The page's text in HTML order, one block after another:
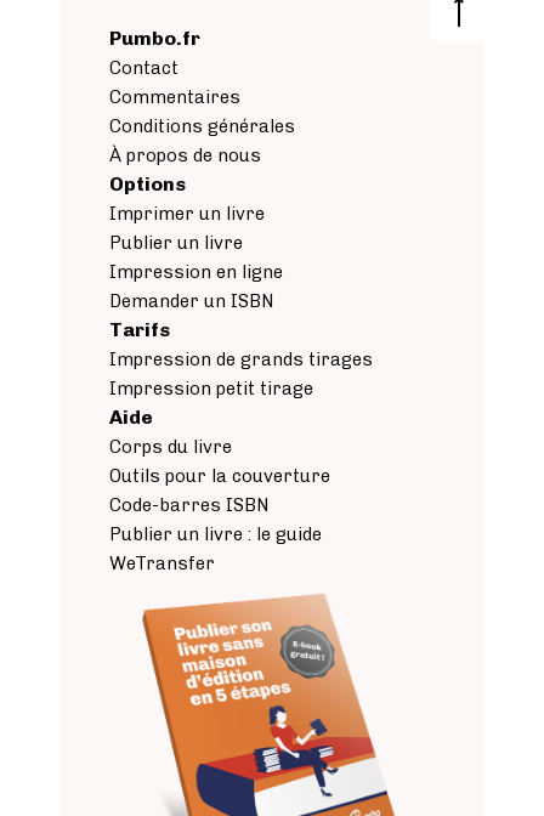
Se connecter
Contact
Créer un compte
Pumbo.fr
Contact
Commentaires
Conditions générales
À propos de nous
Options
Imprimer un livre
Publier un livre
Impression en ligne
Demander un ISBN
Tarifs
Impression de grands tirages
Impression petit tirage
Aide
Corps du livre
Outils pour la couverture
Code-barres ISBN
Publier un livre : le guide
WeTransfer